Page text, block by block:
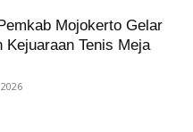
Mojokerto Gelar
Kejuaraan Tenis Meja